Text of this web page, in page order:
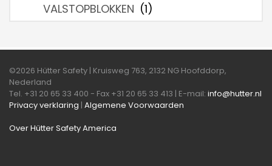
VALSTOPBLOKKEN (1)
©2026 Hütter Safety | Kruisweg 763, 2132 NG Hoofddorp,
Nederland
Tel. +31 20 65 33 400 - Fax +31 20 65 33 413 | E-mail: info@hutter.nl
Privacy verklaring | Algemene Voorwaarden
Over Hütter Safety America